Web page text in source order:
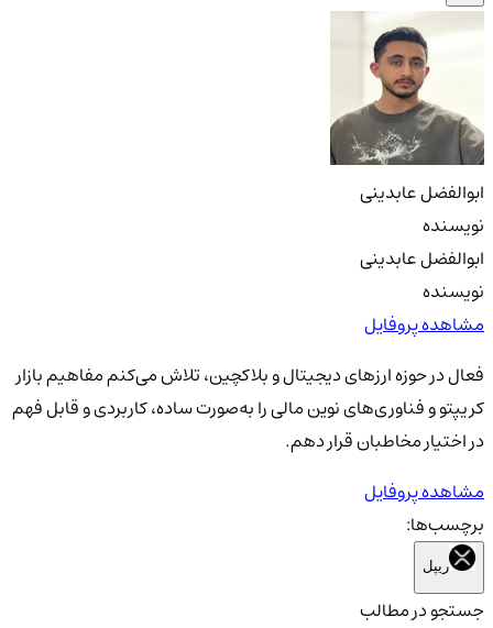
ابوالفضل عابدینی
نویسنده
ابوالفضل عابدینی
نویسنده
مشاهده پروفایل
فعال در حوزه ارزهای دیجیتال و بلاکچین، تلاش می‌کنم مفاهیم بازار
کریپتو و فناوری‌های نوین مالی را به‌صورت ساده، کاربردی و قابل فهم
در اختیار مخاطبان قرار دهم.
مشاهده پروفایل
برچسب‌ها:
ریپل
جستجو در مطالب